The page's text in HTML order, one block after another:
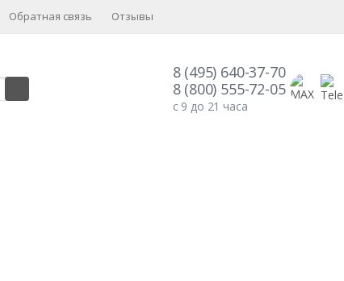
Обратная связь Отзывы
8 (495) 640-37-70
8 (800) 555-72-05
с 9 до 21 часа